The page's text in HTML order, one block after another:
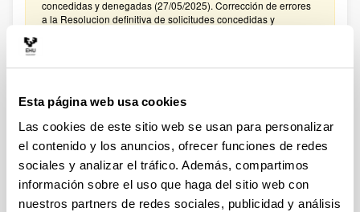
Esta página web usa cookies
Las cookies de este sitio web se usan para personalizar
el contenido y los anuncios, ofrecer funciones de redes
sociales y analizar el tráfico. Además, compartimos
información sobre el uso que haga del sitio web con
nuestros partners de redes sociales, publicidad y análisis
concedidas y denegadas (27/05/2025). Corrección de errores
a la Resolucion definitiva de solicitudes concedidas y
CONVOCATORIA PROYECTOS DE COLABORACIÓN
Plazo de presentación cerrado: 15/01/2025 - 05/02/2025
El plazo para presentar solicitudes finaliza el 5 de febrero de
2025 a las 14:00. Hasta el 27 de enero de 2025: Para
manifestar el interés en participar en la convocatoria. Hasta el
31 de enero de 2025: Para la remisión a
convocatoriasestatales.dgi@ehu.es del ANEXO
PRESUPUESTO